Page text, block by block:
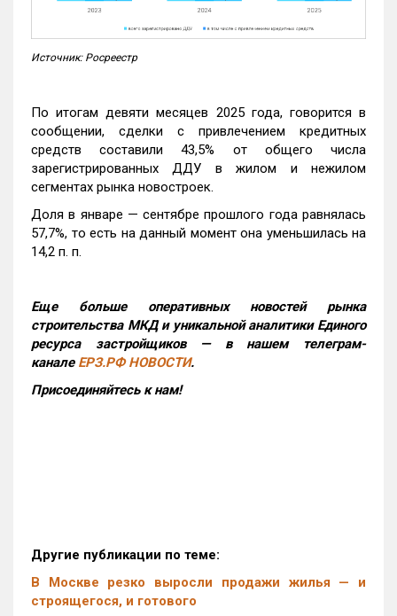
Источник: Росреестр
По итогам девяти месяцев 2025 года, говорится в
сообщении, сделки с привлечением кредитных
средств составили 43,5% от общего числа
зарегистрированных ДДУ в жилом и нежилом
сегментах рынка новостроек.
Доля в январе — сентябре прошлого года равнялась
57,7%, то есть на данный момент она уменьшилась на
14,2 п. п.
Еще больше оперативных новостей рынка
строительства МКД и уникальной аналитики Единого
ресурса застройщиков — в нашем телеграм-
канале ЕРЗ.РФ НОВОСТИ.
Присоединяйтесь к нам!
Другие публикации по теме:
В Москве резко выросли продажи жилья — и
строящегося, и готового